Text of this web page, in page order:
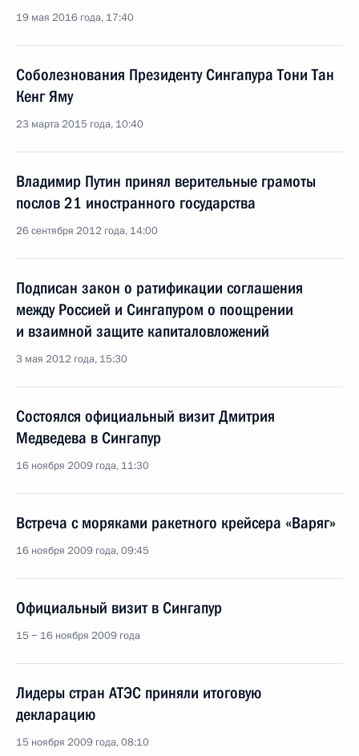
19 мая 2016 года, 17:40
Соболезнования Президенту Сингапура Тони Тан
Кенг Яму
23 марта 2015 года, 10:40
Владимир Путин принял верительные грамоты
послов 21 иностранного государства
26 сентября 2012 года, 14:00
Подписан закон о ратификации соглашения
между Россией и Сингапуром о поощрении
и взаимной защите капиталовложений
3 мая 2012 года, 15:30
Состоялся официальный визит Дмитрия
Медведева в Сингапур
16 ноября 2009 года, 11:30
Встреча с моряками ракетного крейсера «Варяг»
16 ноября 2009 года, 09:45
Официальный визит в Сингапур
15 − 16 ноября 2009 года
Лидеры стран АТЭС приняли итоговую
декларацию
15 ноября 2009 года, 08:10